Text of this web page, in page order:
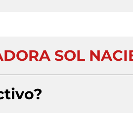
SOL